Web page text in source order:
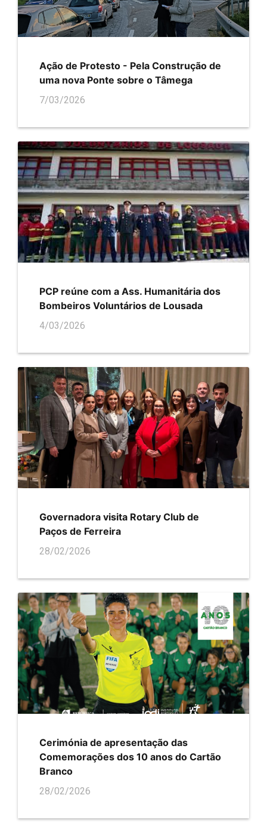
Ação de Protesto - Pela Construção de
uma nova Ponte sobre o Tâmega
7/03/2026
PCP reúne com a Ass. Humanitária dos
Bombeiros Voluntários de Lousada
4/03/2026
Governadora visita Rotary Club de
Paços de Ferreira
28/02/2026
Cerimónia de apresentação das
Comemorações dos 10 anos do Cartão
Branco
28/02/2026